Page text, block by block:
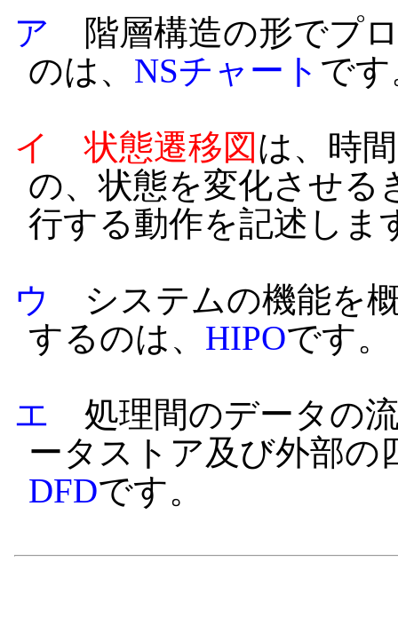
ア 階層構造の形でプ
のは、 NSチャート で
イ
状態遷移図は、時
の、状態を変化させる
行する動作を記述しま
ウ
システムの機能を
するのは、 HIPOです。
エ 処理間のデータの
ータストア及び外部の
DFDです。